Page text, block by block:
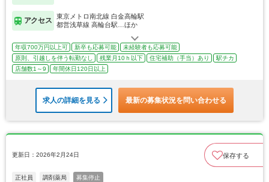
アクセス
東京メトロ南北線 白金高輪駅
都営浅草線 高輪台駅…ほか
年収700万円以上可 新卒も応募可能
未経験者も応募可能
原則、引越しを伴う転勤なし
残業月10ｈ以下 住宅補助（手当）あり
駅チカ
店舗数1～9
年間休日120日以上
求人の詳細を見る 最新の募集状況を問い合わせる
更新日：2026年2月24日 保存する
正社員 調剤薬局 募集停止